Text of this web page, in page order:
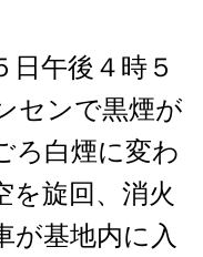
午後４時５
センで黒煙が
ろ白煙に変わ
を旋回、消火
が基地内に入